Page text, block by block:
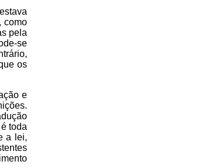
como
pela
se
os
e
toda
a lei,